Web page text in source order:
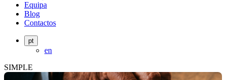
Equipa
Blog
Contactos
pt
en
SIMPLE